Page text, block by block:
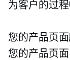
为客户的过
您的产品页
您的产品页面